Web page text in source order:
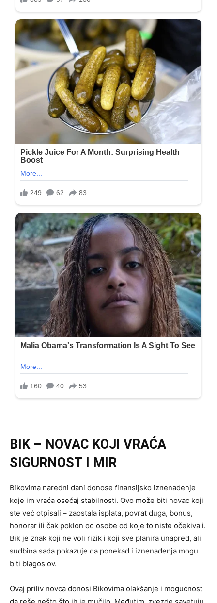
BIK – NOVAC KOJI VRAĆA
SIGURNOST I MIR
Bikovima naredni dani donose finansijsko iznenađenje
koje im vraća osećaj stabilnosti. Ovo može biti novac koji
ste već otpisali – zaostala isplata, povrat duga, bonus,
honorar ili čak poklon od osobe od koje to niste očekivali.
Bik je znak koji ne voli rizik i koji sve planira unapred, ali
sudbina sada pokazuje da ponekad i iznenađenja mogu
biti blagoslov.
Ovaj priliv novca donosi Bikovima olakšanje i mogućnost